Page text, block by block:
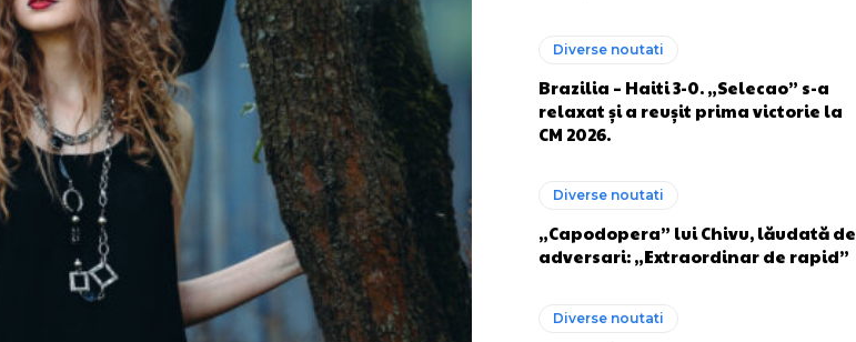
Diverse noutati
Brazilia – Haiti 3-0. „Selecao” s-a
relaxat și a reușit prima victorie la
CM 2026.
Diverse noutati
„Capodopera” lui Chivu, lăudată de
adversari: „Extraordinar de rapid”
Diverse noutati